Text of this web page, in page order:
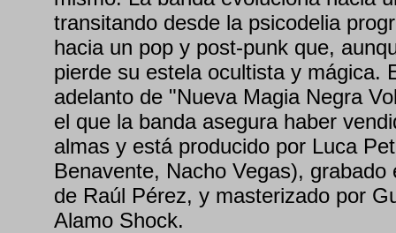
transitando desde la psicodelia
hacia un pop y post-punk que,
pierde su estela ocultista y mágica.
adelanto de "Nueva Magia Negra
el que la banda asegura haber
almas y está producido por Luca
Benavente, Nacho Vegas),
de Raúl Pérez, y masterizado por
Alamo Shock.